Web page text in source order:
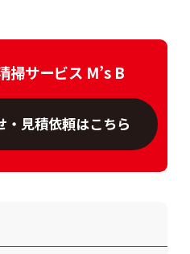
掃サービス M’s B
・見積依頼はこちら